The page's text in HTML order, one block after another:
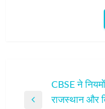
नेविगेशन
CBSE ने
राजस्थान और